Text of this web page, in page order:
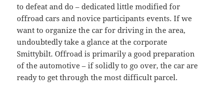
to defeat and do – dedicated little modified for
offroad cars and novice participants events. If we
want to organize the car for driving in the area,
undoubtedly take a glance at the corporate
Smittybilt. Offroad is primarily a good preparation
of the automotive – if solidly to go over, the car are
ready to get through the most difficult parcel.